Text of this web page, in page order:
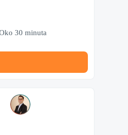
30 minuta